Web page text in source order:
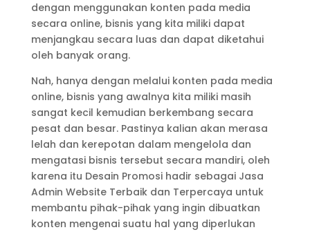
dengan menggunakan konten pada media
secara online, bisnis yang kita miliki dapat
menjangkau secara luas dan dapat diketahui
oleh banyak orang.
Nah, hanya dengan melalui konten pada media
online, bisnis yang awalnya kita miliki masih
sangat kecil kemudian berkembang secara
pesat dan besar. Pastinya kalian akan merasa
lelah dan kerepotan dalam mengelola dan
mengatasi bisnis tersebut secara mandiri, oleh
karena itu Desain Promosi hadir sebagai Jasa
Admin Website Terbaik dan Terpercaya untuk
membantu pihak-pihak yang ingin dibuatkan
konten mengenai suatu hal yang diperlukan